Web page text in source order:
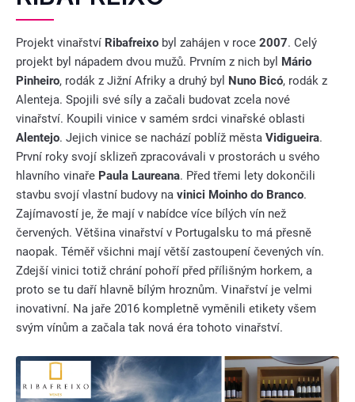
Projekt vinařství Ribafreixo byl zahájen v roce 2007. Celý
projekt byl nápadem dvou mužů. Prvním z nich byl Mário
Pinheiro, rodák z Jižní Afriky a druhý byl Nuno Bicó, rodák z
Alenteja. Spojili své síly a začali budovat zcela nové
vinařství. Koupili vinice v samém srdci vinařské oblasti
Alentejo. Jejich vinice se nachází poblíž města Vidigueira.
První roky svojí sklizeň zpracovávali v prostorách u svého
hlavního vinaře Paula Laureana. Před třemi lety dokončili
stavbu svojí vlastní budovy na vinici Moinho do Branco.
Zajímavostí je, že mají v nabídce více bílých vín než
červených. Většina vinařství v Portugalsku to má přesně
naopak. Téměř všichni mají větší zastoupení čevených vín.
Zdejší vinici totiž chrání pohoří před přílišným horkem, a
proto se tu daří hlavně bílým hroznům. Vinařství je velmi
inovativní. Na jaře 2016 kompletně vyměnili etikety všem
svým vínům a začala tak nová éra tohoto vinařství.